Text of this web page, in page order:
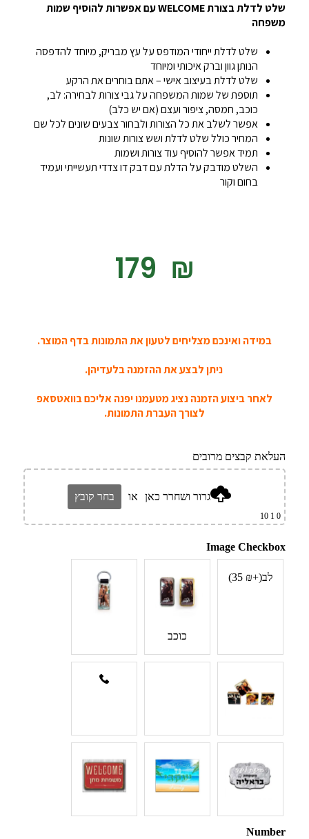
שלט לדלת בצורת WELCOME עם אפשרות להוסיף שמות
משפחה
שלט לדלת ייחודי המודפס על עץ מבריק, מיוחד להדפסה
הנותן גוון וברק איכותי ומיוחד
שלט לדלת בעיצוב אישי – אתם בוחרים את הרקע
תוספת של שמות המשפחה על גבי צורות לבחירה: לב,
כוכב, חמסה, ציפור ועצם (אם יש כלב)
אפשר לשלב את כל הצורות ולבחור צבעים שונים לכל שם
המחיר כולל שלט לדלת ושש צורות שונות
תמיד אפשר להוסיף עוד צורות ושמות
השלט מודבק על הדלת עם דבק דו צדדי תעשייתי ועמיד
בחום וקור
‎179 ₪
במידה ואינכם מצליחים לטעון את התמונות בדף המוצר.
ניתן לבצע את ההזמנה בלעדיהן.
לאחר ביצוע הזמנה נציג מטעמנו יפנה אליכם בוואטסאפ
לצורך העברת התמונות.
העלאת קבצים מרובים
גרור ושחרר כאן או בחר קובץ
0
1 10
Image Checkbox
לב(+
‎35 ₪
)
כוכב
Number